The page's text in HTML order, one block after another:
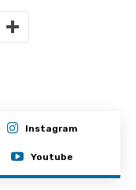
Instagram
Youtube